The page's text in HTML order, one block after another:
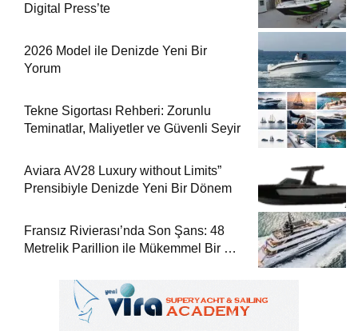
Digital Press’te
2026 Model ile Denizde Yeni Bir
Yorum
Tekne Sigortası Rehberi: Zorunlu
Teminatlar, Maliyetler ve Güvenli Seyir
Aviara AV28 Luxury without Limits”
Prensibiyle Denizde Yeni Bir Dönem
Fransız Rivierası’nda Son Şans: 48
Metrelik Parillion ile Mükemmel Bir Yat